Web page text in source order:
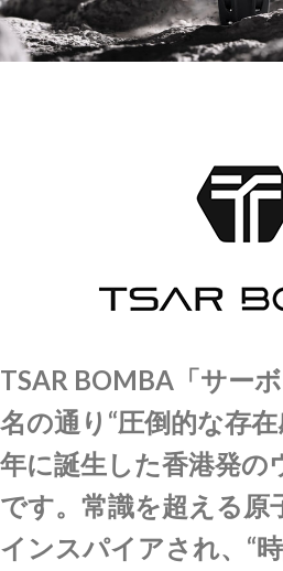
TSAR BOMBA「サー
名の通り“圧倒的な存
年に誕生した香港発の
です。 常識を超える原
インスパイアされ、“